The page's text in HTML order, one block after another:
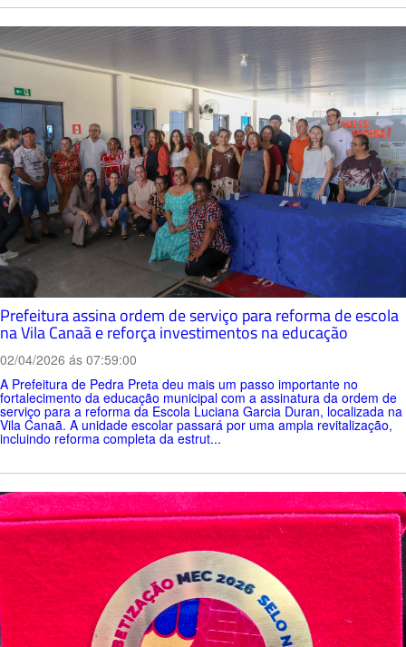
Prefeitura assina ordem de serviço para reforma de escola
na Vila Canaã e reforça investimentos na educação
02/04/2026 ás 07:59:00
A Prefeitura de Pedra Preta deu mais um passo importante no
fortalecimento da educação municipal com a assinatura da ordem de
serviço para a reforma da Escola Luciana Garcia Duran, localizada na
Vila Canaã. A unidade escolar passará por uma ampla revitalização,
incluindo reforma completa da estrut...